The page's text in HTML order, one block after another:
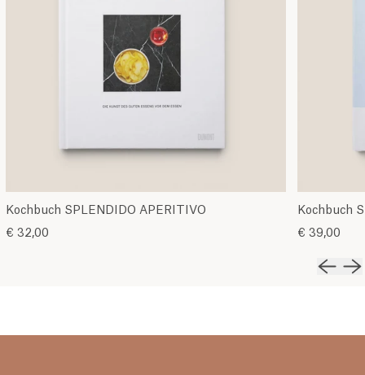
Kochbuch SPLENDIDO APERITIVO
€ 32,00
Kochbuch
€ 39,00